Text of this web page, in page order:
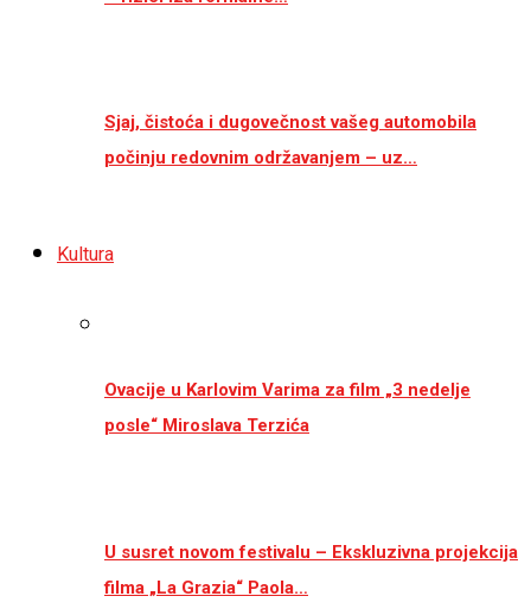
Sjaj, čistoća i dugovečnost vašeg automobila
počinju redovnim održavanjem – uz…
Kultura
Ovacije u Karlovim Varima za film „3 nedelje
posle“ Miroslava Terzića
U susret novom festivalu – Ekskluzivna projekcija
filma „La Grazia“ Paola…